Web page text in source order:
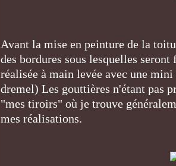
Avant la mise en peinture de la
des bordures sous lesquelles
réalisée à main levée avec une
dremel) Les gouttières n'étant pas
"mes tiroirs" où je trouve
mes réalisations.